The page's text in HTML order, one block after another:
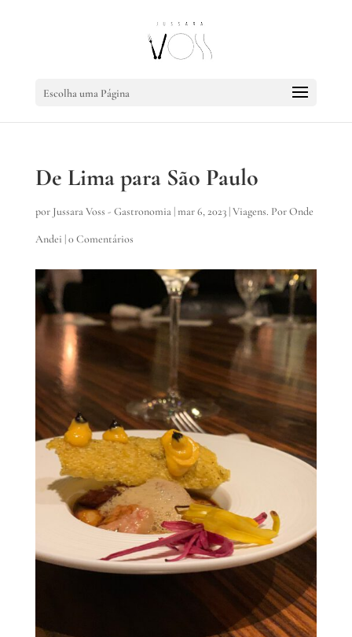
Escolha uma Página
De Lima para São Paulo
por Jussara Voss - Gastronomia|mar 6, 2023|Viagens. Por Onde
Andei |0 Comentários